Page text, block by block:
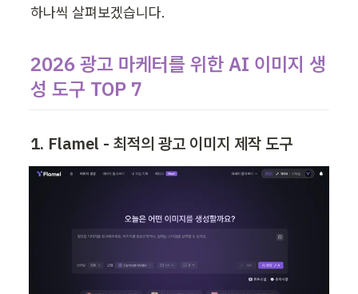
하나씩 살펴보겠습니다.
2026 광고 마케터를 위한 AI 이미지 생
성 도구 TOP 7
1. Flamel - 최적의 광고 이미지 제작 도구